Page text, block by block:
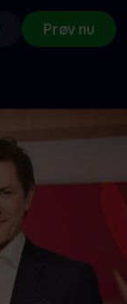
Prøv nu